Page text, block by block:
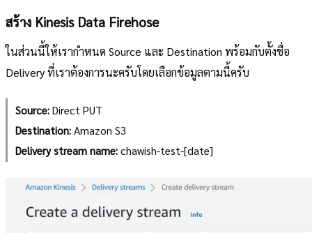
สร้าง Kinesis Data Firehose
ในส่วนนี้ให้เรากำหนด Source และ Destination พร้อมกับตั้งชื่อ
Delivery ที่เราต้องการนะครับโดยเลือกข้อมูลตามนี้ครับ
Source:Direct PUT
Destination:Amazon S3
Delivery stream name:chawish-test-[date]